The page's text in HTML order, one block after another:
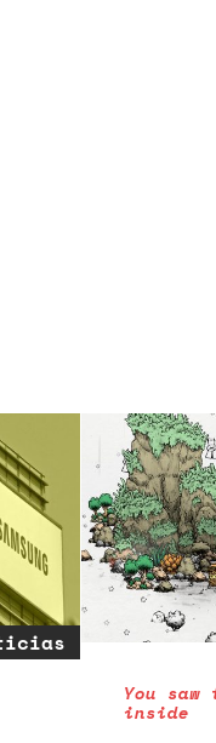
You
inside